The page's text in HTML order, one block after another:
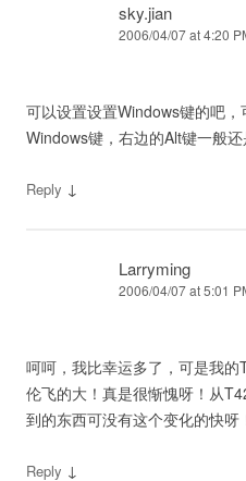
sky.jian
2006/04/07 at 4:20
可以设置设置Windows键的吧
Windows键，右边的Alt键一般
Reply ↓
Larryming
2006/04/07 at 5:01
呵呵，我比幸运多了，可是我
伦飞的大！真是很惭愧呀！从
到的东西可没有这个变化的快呀
Reply ↓